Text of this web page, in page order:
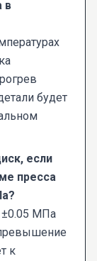
в
будет
если
пресса
±0.05 МПа
к